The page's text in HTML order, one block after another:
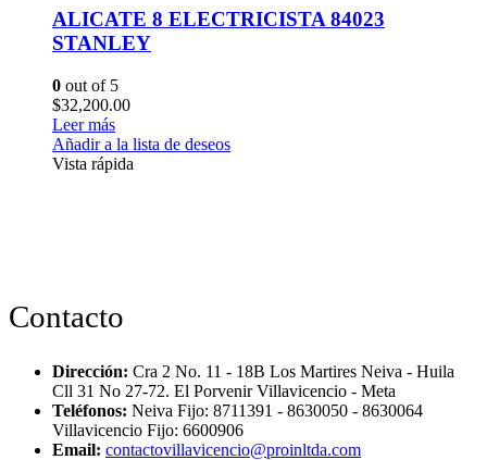
ALICATE 8 ELECTRICISTA 84023
STANLEY
0 out of 5
$32,200.00
Leer más
Añadir a la lista de deseos
Vista rápida
Contacto
Dirección: Cra 2 No. 11 - 18B Los Martires Neiva - Huila
Cll 31 No 27-72. El Porvenir Villavicencio - Meta
Teléfonos: Neiva Fijo: 8711391 - 8630050 - 8630064
Villavicencio Fijo: 6600906
Email: contactovillavicencio@proinltda.com